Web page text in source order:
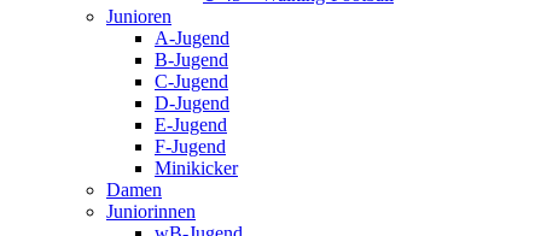
Junioren
A-Jugend
B-Jugend
C-Jugend
D-Jugend
E-Jugend
F-Jugend
Minikicker
Damen
Juniorinnen